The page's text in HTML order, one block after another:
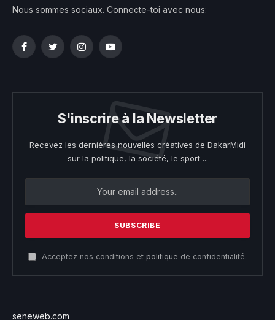
Nous sommes sociaux. Connecte-toi avec nous:
FacebookTwitterInstagramYouTube
S'inscrire à la Newsletter
Recevez les dernières nouvelles créatives de DakarMidi
sur la politique, la société, le sport ...
Acceptez nos conditions et politique de confidentialité.
seneweb.com